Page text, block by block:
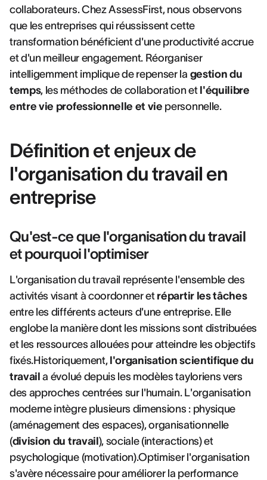
collaborateurs. Chez AssessFirst, nous observons
que les entreprises qui réussissent cette
transformation bénéficient d'une productivité accrue
et d'un meilleur engagement. Réorganiser
intelligemment implique de repenser la gestion du
temps, les méthodes de collaboration et l'équilibre
entre vie professionnelle et vie personnelle.
Définition et enjeux de
l'organisation du travail en
entreprise
Qu'est-ce que l'organisation du travail
et pourquoi l'optimiser
L'organisation du travail représente l'ensemble des
activités visant à coordonner et répartir les tâches
entre les différents acteurs d'une entreprise. Elle
englobe la manière dont les missions sont distribuées
et les ressources allouées pour atteindre les objectifs
fixés.Historiquement, l'organisation scientifique du
travail a évolué depuis les modèles tayloriens vers
des approches centrées sur l'humain. L'organisation
moderne intègre plusieurs dimensions : physique
(aménagement des espaces), organisationnelle
(division du travail), sociale (interactions) et
psychologique (motivation).Optimiser l'organisation
s'avère nécessaire pour améliorer la performance